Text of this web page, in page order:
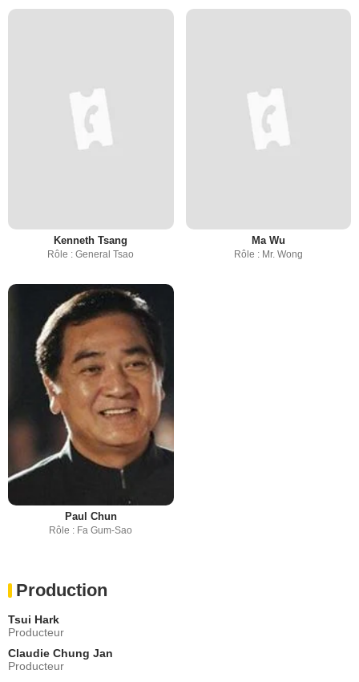
Kenneth Tsang
Rôle : General Tsao
Ma Wu
Rôle : Mr. Wong
Paul Chun
Rôle : Fa Gum-Sao
Production
Tsui Hark
Producteur
Claudie Chung Jan
Producteur